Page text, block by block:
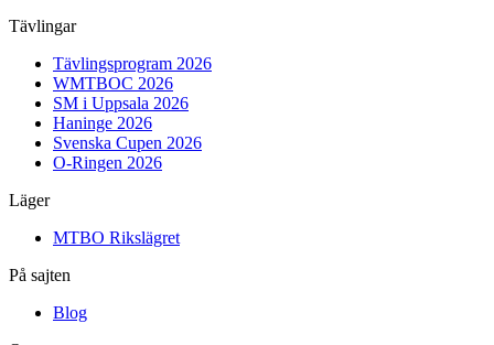
Tävlingar
Tävlingsprogram 2026
WMTBOC 2026
SM i Uppsala 2026
Haninge 2026
Svenska Cupen 2026
O-Ringen 2026
Läger
MTBO Rikslägret
På sajten
Blog